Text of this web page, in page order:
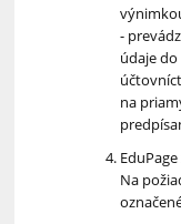
-
údaje
na
Na